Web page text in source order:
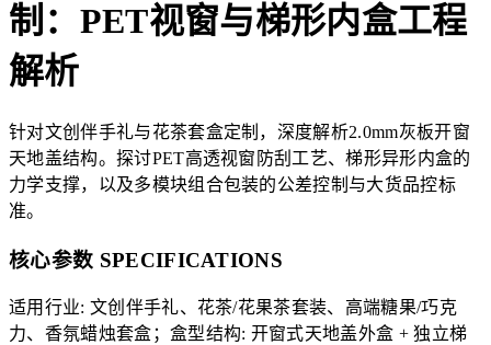
制：PET视窗与梯形内盒工程
解析
针对文创伴手礼与花茶套盒定制，深度解析2.0mm灰板开窗
天地盖结构。探讨PET高透视窗防刮工艺、梯形异形内盒的
力学支撑，以及多模块组合包装的公差控制与大货品控标
准。
核心参数 SPECIFICATIONS
适用行业: 文创伴手礼、花茶/花果茶套装、高端糖果/巧克
力、香氛蜡烛套盒；盒型结构: 开窗式天地盖外盒 + 独立梯